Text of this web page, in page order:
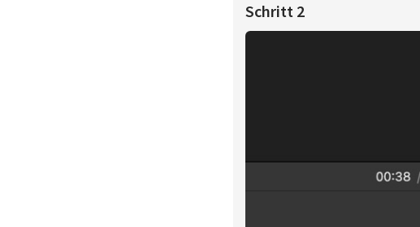
Schritt 2